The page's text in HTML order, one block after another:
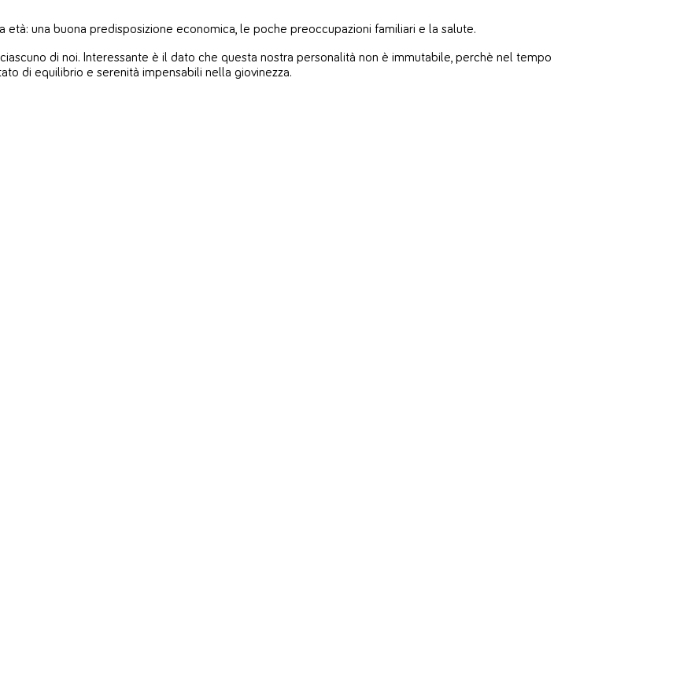
una buona predisposizione economica, le poche preoccupazioni familiari e la salute.
di noi. Interessante è il dato che questa nostra personalità non è immutabile, perchè nel tempo
di equilibrio e serenità impensabili nella giovinezza.